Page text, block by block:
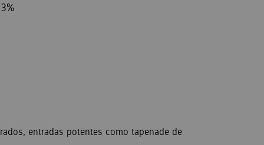
entradas potentes como tapenade de